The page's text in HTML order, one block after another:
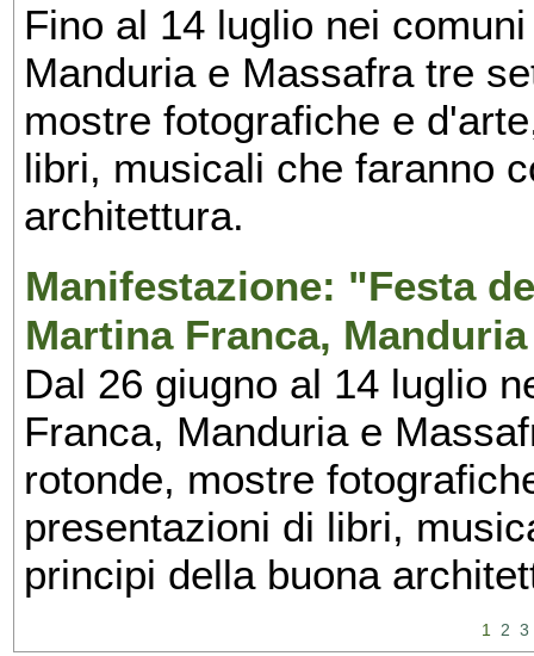
Fino al 14 luglio nei
Manduria e Massafra tre
mostre fotografiche e
libri, musicali che faranno
architettura.
Manifestazione: "Festa
Martina Franca,
Dal 26 giugno al 14 luglio
Franca, Manduria e
rotonde, mostre
presentazioni di libri,
principi della buona
1 2 3